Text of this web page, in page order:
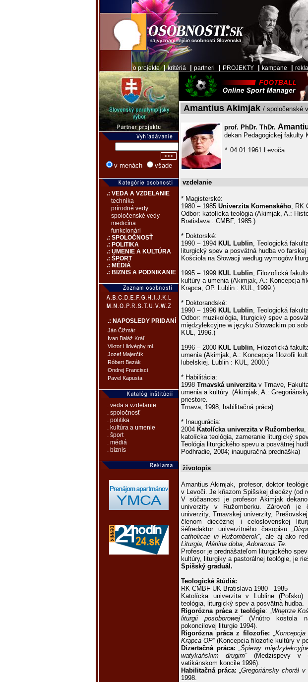
o projekte|kritériá partneri PROJEKTY kampane
v menách všade
.: VEDA A VZDELANIE
technika
prírodné vedy
spoločenské vedy
medicína
funkcionári
.: SPOLOČNOSŤ
.: POLITIKA
.: UMENIE A KULTÚRA
.: ŠPORT
.: MÉDIÁ
.: BIZNIS A PODNIKANIE
.: NAPOSLEDY PRIDANÍ
Ján Čižmár
Ivan Baláž Kráľ
Viktor Hidvéghy ml.
Jozef Majerčík
Róbert Bezák
Ondrej Francisci
Pavel Kapusta
. veda a vzdelanie
. spoločnosť
. politika
. kultúra a umenie
. šport
. médiá
. biznis
Amantius Akimjak / spoločenské
prof. PhDr. ThDr.
dekan Pedagogickej fakulty
* 04.01.1961 Levoča
vzdelanie
* Magisterské:
1980 – 1985 Univerzita Komenského, RK
Odbor: katolícka teológia (Akimjak, A.:
Bratislava : CMBF, 1985.)
* Doktorské:
1990 – 1994 KUL Lublin, Teologická
liturgický spev a posvätná hudba vo
Kościoła na Słowacji według wymogów
1995 – 1999 KUL Lublin, Filozofická
kultúry a umenia (Akimjak, A.: Koncepcja
Krąpca, OP. Lublin : KUL, 1999.)
* Doktorandské:
1990 – 1996 KUL Lublin, Teologická
Odbor: muzikológia, liturgický spev a
międzylekcyjne w języku Słowackim po
KUL, 1996.)
1996 – 2000 KUL Lublin, Filozofická
umenia (Akimjak, A.: Koncepcja filozofii
lubelskiej. Lublin : KUL, 2000.)
* Habilitácia:
1998 Trnavská univerzitav Trnave,
umenia a kultúry. (Akimjak, A.:
priestore.
Trnava, 1998; habilitačná práca)
* Inaugurácia:
2004 Katolícka univerzita v Ružomberku,
katolícka teológia, zameranie liturgický
Teológia liturgického spevu a posvätnej
Podhradie, 2004; inauguračná prednáška)
životopis
Amantius Akimjak, profesor, doktor
v Levoči. Je kňazom Spišskej diecézy (od
V súčasnosti je profesor Akimjak
univerzity v Ru­žom­berku. Zároveň je
univerzity, Trnavskej univerzity,
členom diecéznej i celoslo­venskej
šéfredaktor univerzitného časopisu
catholi­cae in Ružomberok“, ale aj ako
Liturgia, Máriina doba, Adoramus Te.
Profesor je prednášateľom liturgického
kultúry, liturgiky a pastorálnej teológie, je
Spišský graduál.
Teologické štúdiá:
RK CMBF UK Bratislava 1980 - 1985
Katolícka univerzita v Lubline (Poľsko)
teológia, liturgický spev a pos­vätná hudba.
Rigorózna práca z teológie: „Wnętrze
liturgii posoborowej“(Vnútro kostola
pokoncilovej liturgie 1994).
Rigorózna práca z filozofie:
Krąpca OP“(Koncepcia filozofie kultúry v
Dizertačná práca: „Śpiewy
watykańskim drugim“(Medzispevy v
vatikánskom koncile 1996).
Habilitačná práca: „Gregoriánsky chorál v
1998.